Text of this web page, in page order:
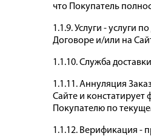
что Покупатель
1.1.9. Услуги - услуги
Договоре и/или на
1.1.10. Служба
1.1.11. Аннуляция
Сайте и констатирует
Покупателю по
1.1.12. Верификация -